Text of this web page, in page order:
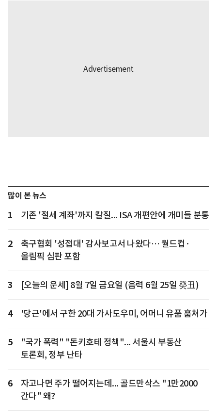
많이 본 뉴스
1 기존 '절세 계좌'까지 칼질... ISA 개편안에 개미들 분통
2
축구협회 '성접대' 감사보고서 나왔다… 월드컵·
올림픽 심판 포함
3 [오늘의 운세] 8월 7일 금요일 (음력 6월 25일 癸丑)
4 '당근'에서 구한 20대 가사도우미, 어머니 유품 훔쳐가
5
"국가 폭력" "돈키호테 정책"... 서울시 부동산
토론회, 정부 난타
6
자고나면 주가 떨어지는데... 골드만삭스 "1만2000
간다" 왜?